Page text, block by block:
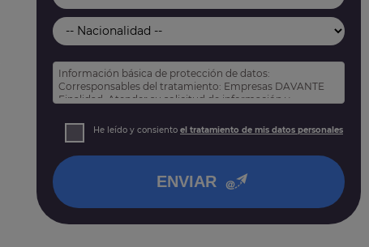
Información básica de protección de datos:
Corresponsables del tratamiento: Empresas DAVANTE
Finalidad: Atender su solicitud de información y
Derechos: Puede acceder, rectificar y suprimir sus
datos, así como otros derechos tal y como se explica
He leído y consiento el tratamiento de mis datos personales
ENVIAR